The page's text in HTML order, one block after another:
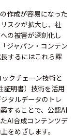
作成が容易になった
スクが拡大し、社
の被害が深刻化し
ジャパン・コンテン
するにはこれら課
クチェーン技術と
明書）技術を活用
タルデータのトレ
することで、公認AI
AI合成コンテンツデ
をめざします。